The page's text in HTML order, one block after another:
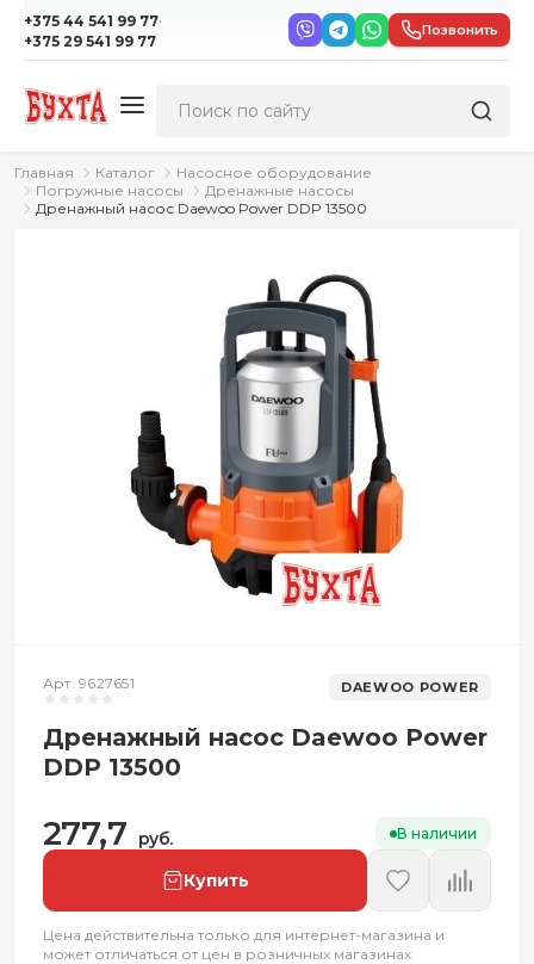
+375 44 541 99 77·
+375 29 541 99 77
Позвонить
Главная Каталог
Насосное оборудование
Погружные насосы
Дренажные насосы
Дренажный насос Daewoo Power DDP 13500
Арт. 9627651 DAEWOO POWER
Дренажный насос Daewoo Power
DDP 13500
277,7 руб. В наличии
Купить
Цена действительна только для интернет-магазина и
может отличаться от цен в розничных магазинах